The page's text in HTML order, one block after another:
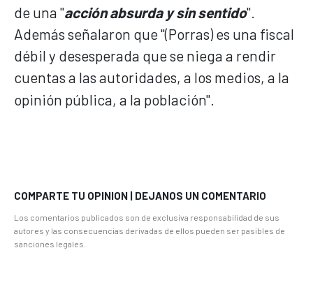
de una "acción absurda y sin sentido".
Además señalaron que "(Porras) es una fiscal
débil y desesperada que se niega a rendir
cuentas a las autoridades, a los medios, a la
opinión pública, a la población".
COMPARTE TU OPINION | DEJANOS UN COMENTARIO
Los comentarios publicados son de exclusiva responsabilidad de sus
autores y las consecuencias derivadas de ellos pueden ser pasibles de
sanciones legales.